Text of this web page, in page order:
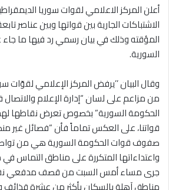
أعلن المركز الاعلامي لقوات سوريا
الاشتباكات الجارية بين قواتها وبين عناصر
المؤقته وذلك في بيان رسمي رد فيها ما جاء
السورية.
وقال البيان ’’يرفض المركز الإعلامي لقوّات
من مزاعم على لسان “إدارة الإعلام
الحكومة السورية” بخصوص تعرض نقاطها
قواتنا، على العكس تماماً فأن “فصائل غير
صفوف قوات الحكومة السورية هي من
واعتداءاتها المتكررة على مناطق التماس
جرى مساء أمس السبت من قصف مدفعي